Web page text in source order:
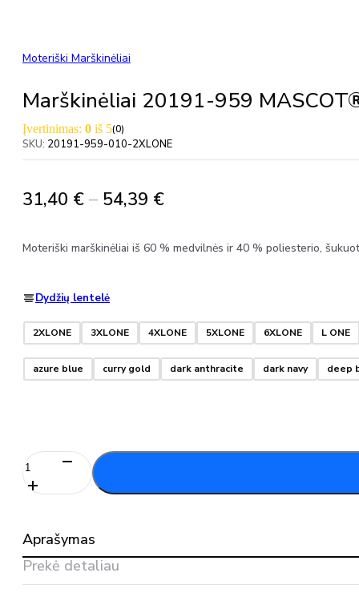
Moteriški Marškinėliai
Marškinėliai 20191-959
Įvertinimas: 0 iš 5(0)
SKU: 20191-959-010-2XLONE
31,40 € – 54,39 €Price
31,40 €
Moteriški marškinėliai iš 60 % medvilnės ir 40 % poliesterio,
Dydžių lentelė
2XLONE 3XLONE 4XLONE 5XLONE 6XLONE L ONE
azure blue curry gold dark anthracite dark navy deep
produkto
kiekis:
Marškinėliai
MASCOT®
Aprašymas
Prekė detaliau